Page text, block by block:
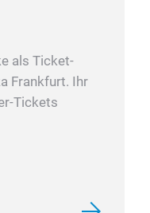
als Ticket-
Frankfurt. Ihr
Tickets